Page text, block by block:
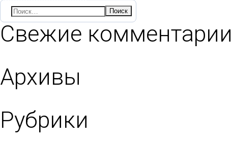
Найти:
Свежие комментарии
Архивы
Рубрики